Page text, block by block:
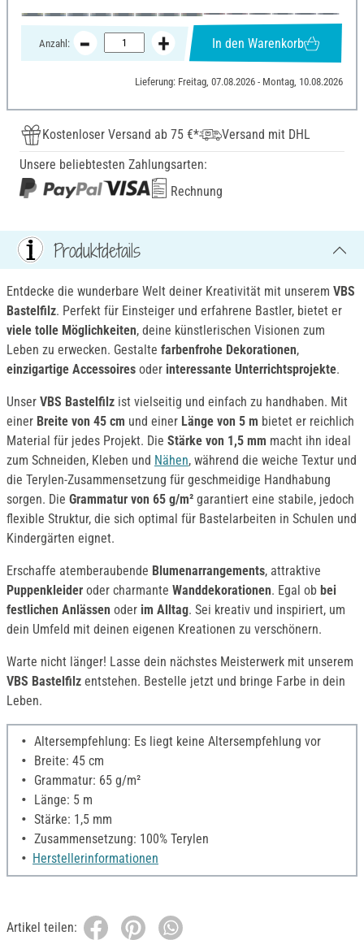
Anzahl: In den Warenkorb
Lieferung: Freitag, 07.08.2026 - Montag, 10.08.2026
Kostenloser Versand ab 75 €*
Versand mit DHL
Unsere beliebtesten Zahlungsarten:
Rechnung
Produktdetails
Entdecke die wunderbare Welt deiner Kreativität mit unserem VBS
Bastelfilz. Perfekt für Einsteiger und erfahrene Bastler, bietet er
viele tolle Möglichkeiten, deine künstlerischen Visionen zum
Leben zu erwecken. Gestalte farbenfrohe Dekorationen,
einzigartige Accessoires oder interessante Unterrichtsprojekte.
Unser VBS Bastelfilz ist vielseitig und einfach zu handhaben. Mit
einer Breite von 45 cm und einer Länge von 5 m bietet er reichlich
Material für jedes Projekt. Die Stärke von 1,5 mm macht ihn ideal
zum Schneiden, Kleben und Nähen, während die weiche Textur und
die Terylen-Zusammensetzung für geschmeidige Handhabung
sorgen. Die Grammatur von 65 g/m² garantiert eine stabile, jedoch
flexible Struktur, die sich optimal für Bastelarbeiten in Schulen und
Kindergärten eignet.
Erschaffe atemberaubende Blumenarrangements, attraktive
Puppenkleider oder charmante Wanddekorationen. Egal ob bei
festlichen Anlässen oder im Alltag. Sei kreativ und inspiriert, um
dein Umfeld mit deinen eigenen Kreationen zu verschönern.
Warte nicht länger! Lasse dein nächstes Meisterwerk mit unserem
VBS Bastelfilz entstehen. Bestelle jetzt und bringe Farbe in dein
Leben.
Altersempfehlung: Es liegt keine Altersempfehlung vor
Breite: 45 cm
Grammatur: 65 g/m²
Länge: 5 m
Stärke: 1,5 mm
Zusammensetzung: 100% Terylen
Herstellerinformationen
Artikel teilen: